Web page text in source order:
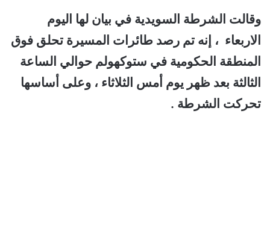
وقالت الشرطة السويدية في بيان لها اليوم
الاربعاء ، إنه تم رصد طائرات المسيرة تحلق فوق
المنطقة الحكومية في ستوكهولم حوالي الساعة
الثالثة بعد ظهر يوم أمس الثلاثاء ، وعلى أساسها
تحركت الشرطة .